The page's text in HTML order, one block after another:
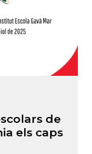
de
els caps